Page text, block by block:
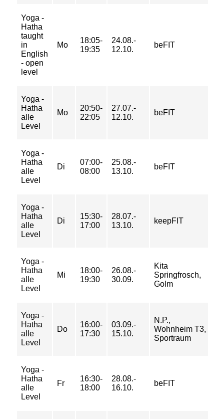
Yoga -
Hatha
taught
in
English
- open
level
Mo
18:05-
19:35
24.08.-
12.10.
beFIT
Yoga -
Hatha
alle
Level
Mo
20:50-
22:05
27.07.-
12.10.
beFIT
Yoga -
Hatha
alle
Level
Di
07:00-
08:00
25.08.-
13.10.
beFIT
Yoga -
Hatha
alle
Level
Di
15:30-
17:00
28.07.-
13.10.
keepFIT
Yoga -
Hatha
alle
Level
Mi
18:00-
19:30
26.08.-
30.09.
Kita
Springfrosch,
Golm
Yoga -
Hatha
alle
Level
Do
16:00-
17:30
03.09.-
15.10.
N.P.,
Wohnheim T3,
Sportraum
Yoga -
Hatha
alle
Level
Fr
16:30-
18:00
28.08.-
16.10.
beFIT